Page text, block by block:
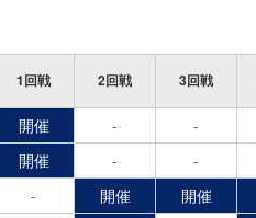
1回戦 2回戦 3回戦
開催 - -
開催 - -
- 開催 開催